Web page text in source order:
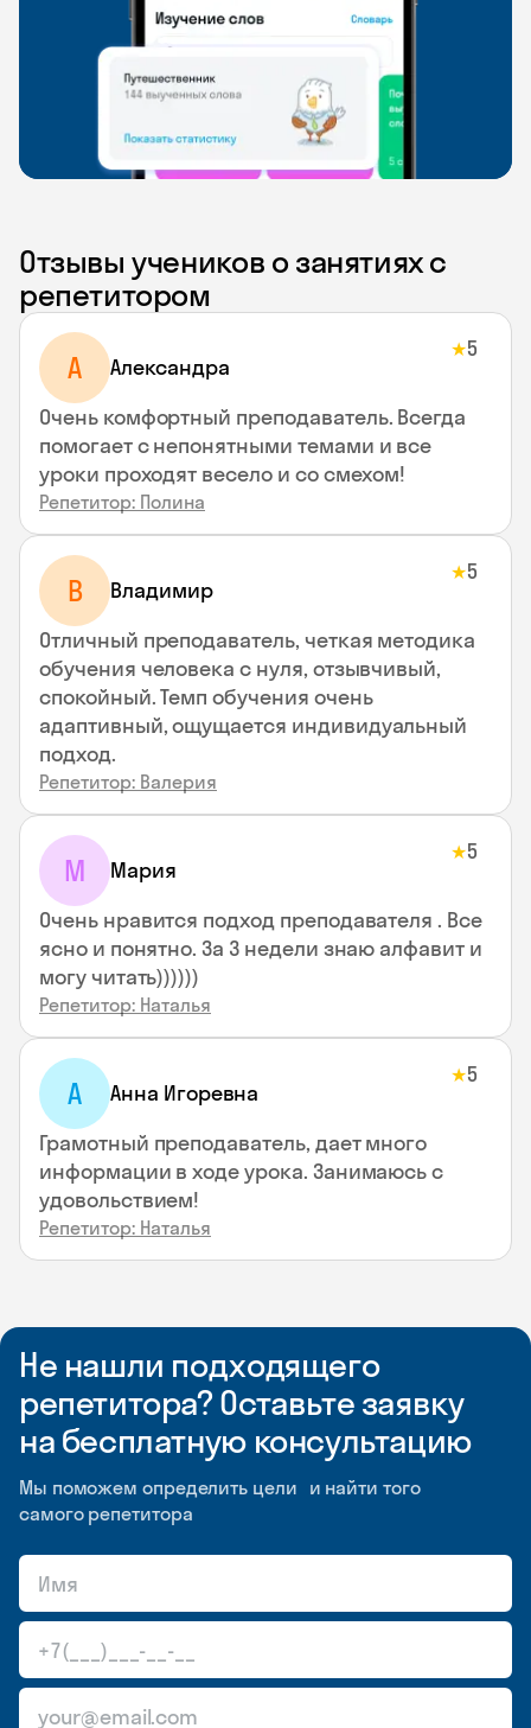
Отзывы учеников о занятиях с
репетитором
A Aлександра
★5
Очень комфортный преподаватель. Всегда
помогает с непонятными темами и все
уроки проходят весело и со смехом!
Репетитор: Полина
В Владимир
★5
Отличный преподаватель, четкая методика
обучения человека с нуля, отзывчивый,
спокойный. Темп обучения очень
адаптивный, ощущается индивидуальный
подход.
Репетитор: Валерия
М Мария
★5
Очень нравится подход преподавателя . Все
ясно и понятно. За 3 недели знаю алфавит и
могу читать))))))
Репетитор: Наталья
А Анна Игоревна
★5
Грамотный преподаватель, дает много
информации в ходе урока. Занимаюсь с
удовольствием!
Репетитор: Наталья
Не нашли подходящего
репетитора? Оставьте заявку
на бесплатную консультацию
Мы поможем определить цели и найти того
самого репетитора